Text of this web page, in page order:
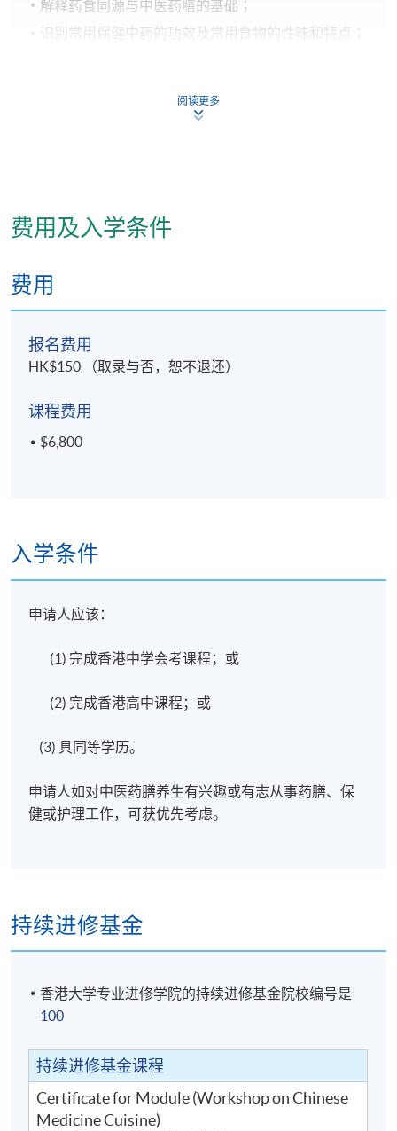
解释药食同源与中医药膳的基础；
识别常用保健中药的功效及常用食物的性味和特点；
日期 / 时间
逢周五， 下午2時至5時
3个月
阅读更多
费用及入学条件
费用
报名费用
HK$150 （取录与否，恕不退还）
课程费用
$6,800
入学条件
申请人应该：
(1) 完成香港中学会考课程；或
(2) 完成香港高中课程；或
(3) 具同等学历。
申请人如对中医药膳养生有兴趣或有志从事药膳、保
健或护理工作，可获优先考虑。
持续进修基金
香港大学专业进修学院的持续进修基金院校编号是
100
持续进修基金课程
Certificate for Module (Workshop on Chinese
Medicine Cuisine)